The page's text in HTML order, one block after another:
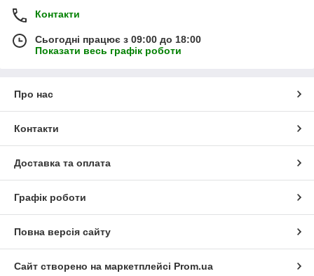
Контакти
Сьогодні працює з 09:00 до 18:00
Показати весь графік роботи
Про нас
Контакти
Доставка та оплата
Графік роботи
Повна версія сайту
Сайт створено на маркетплейсі Prom.ua